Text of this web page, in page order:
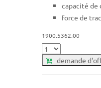
capacité de
force de
1900.5362.00
demande